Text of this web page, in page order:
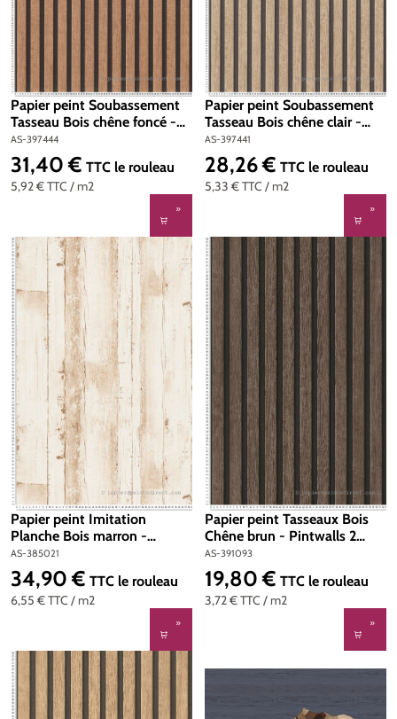
Papier peint Soubassement
Tasseau Bois chêne foncé -
Wallpanel d'A.S. Création |
Réf. AS-397444
AS-397444
5,92 €TTC / m2
Prix régulier :
31,40 € TTC le rouleau
Papier peint Soubassement
Tasseau Bois chêne clair -
Wallpanel d'A.S. Création |
Réf. AS-397441
AS-397441
5,33 €TTC / m2
Prix régulier :
28,26 € TTC le rouleau
Papier peint Imitation
Planche Bois marron -
Natural Living d'A.S. Création
| Réf. AS-385021
AS-385021
6,55 €TTC / m2
Prix régulier :
34,90 € TTC le rouleau
Papier peint Tasseaux Bois
Chêne brun - Pintwalls 2
d'A.S. Création | Réf. AS-
391093
AS-391093
3,72 €TTC / m2
Prix régulier :
19,80 € TTC le rouleau